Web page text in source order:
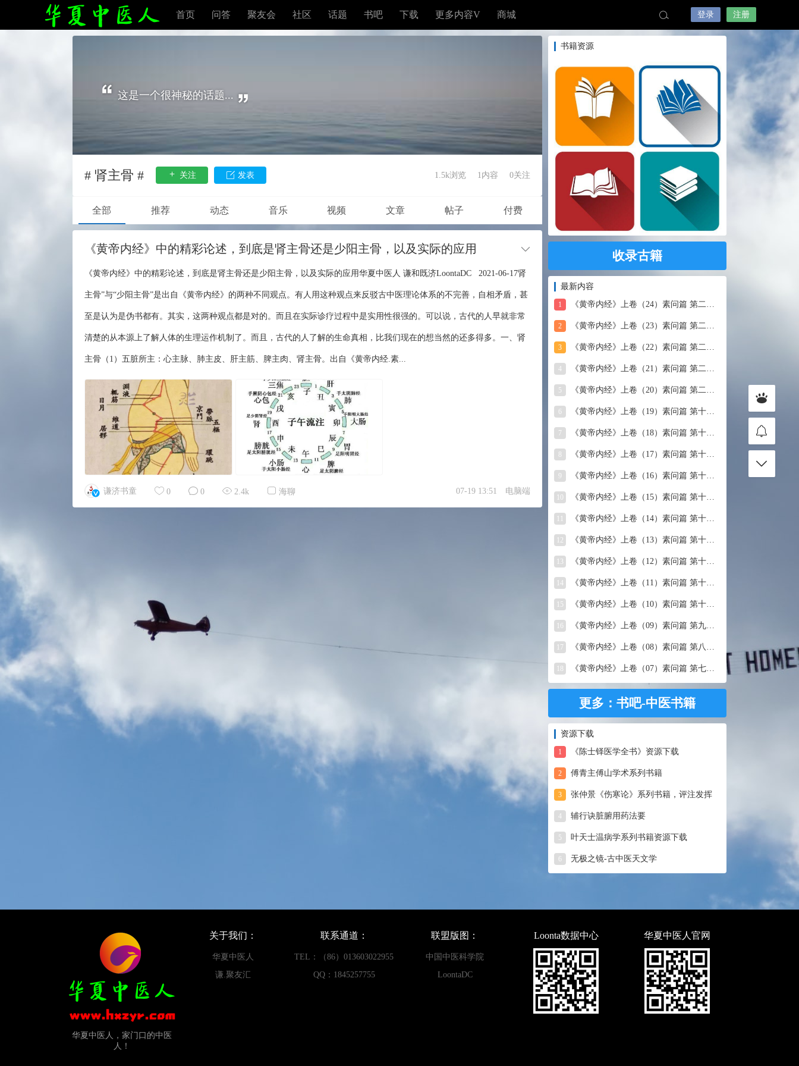
首页 问答 聚友会 社区 话题 书吧 下载 更多内容V 商城 登录 注册
书籍资源
收录古籍
最新内容
1 《黄帝内经》上卷（24）素问篇 第二十四篇 血气形志篇第
2 《黄帝内经》上卷（23）素问篇 第二十三篇 宣明五气
3 《黄帝内经》上卷（22）素问篇 第二十二篇 藏气法时论
4 《黄帝内经》上卷（21）素问篇 第二十一篇 经脉别论
5 《黄帝内经》上卷（20）素问篇 第二十篇 三部九候论
6 《黄帝内经》上卷（19）素问篇 第十九篇 玉机真藏论
7 《黄帝内经》上卷（18）素问篇 第十八篇 平人气象论
《黄帝内经》上卷（17）素问篇 第十七篇 脉要精微论
9 《黄帝内经》上卷（16）素问篇 第十六篇 诊要经终论
《黄帝内经》上卷（15）素问篇 第十五篇 玉版论要
《黄帝内经》上卷（14）素问篇 第十四篇 汤液醪醴论
12 《黄帝内经》上卷（13）素问篇 第十三篇 移精变气论
13 《黄帝内经》上卷（12）素问篇 第十二篇 异法方宜论
14 《黄帝内经》上卷（11）素问篇 第十一篇 五藏别论
15 《黄帝内经》上卷（10）素问篇 第十篇 五藏生成
16 《黄帝内经》上卷（09）素问篇 第九篇 六节藏象论
17 《黄帝内经》上卷（08）素问篇 第八篇 灵兰秘典论
《黄帝内经》上卷（07）素问篇 第七篇 阴阳别论
更多：书吧-中医书籍
资源下载
1 《陈士铎医学全书》资源下载
2 傅青主傅山学术系列书籍
3 张仲景《伤寒论》系列书籍，评注发挥
4 辅行诀脏腑用药法要
5 叶天士温病学系列书籍资源下载
6 无极之镜-古中医天文学
这是一个很神秘的话题...
# 肾主骨 # 关注 发表 1.5k浏览 1内容 0关注
全部 推荐 动态 音乐 视频 文章 帖子 付费
《黄帝内经》中的精彩论述，到底是肾主骨还是少阳主骨，以及实际的应用
《黄帝内经》中的精彩论述，到底是肾主骨还是少阳主骨，以及实际的应用华夏中医人 谦和既济LoontaDC 2021-06-17肾
主骨”与“少阳主骨”是出自《黄帝内经》的两种不同观点。有人用这种观点来反驳古中医理论体系的不完善，自相矛盾，甚
至是认为是伪书都有。其实，这两种观点都是对的。而且在实际诊疗过程中是实用性很强的。可以说，古代的人早就非常
清楚的从本源上了解人体的生理运作机制了。而且，古代的人了解的生命真相，比我们现在的想当然的还多得多。一、肾
主骨（1）五脏所主：心主脉、肺主皮、肝主筋、脾主肉、肾主骨。出自《黄帝内经.素...
谦济书童 0 0 2.4k 海聊 07-19 13:51 电脑端
华夏中医人，家门口的中医
人！
关于我们：
华夏中医人
谦.聚友汇
联系通道：
TEL：（86）013603022955
QQ：1845257755
联盟版图：
中国中医科学院
LoontaDC
Loonta数据中心 华夏中医人官网